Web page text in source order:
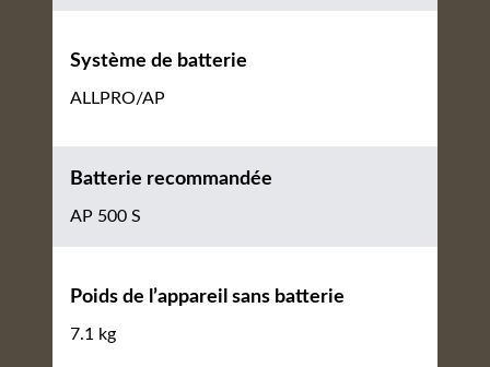
Système de batterie
ALLPRO/AP
Batterie recommandée
AP 500 S
Poids de l’appareil sans batterie
7.1 kg